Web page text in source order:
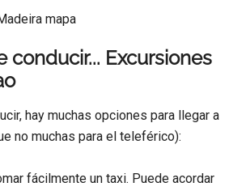
conducir... Excursiones
hay muchas opciones para llegar a
no muchas para el teleférico):
fácilmente un taxi. Puede acordar